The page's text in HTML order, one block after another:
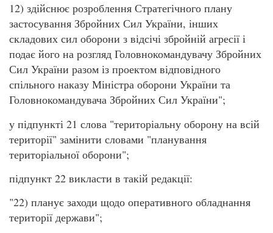
12) здійснює розроблення Стратегічного плану
застосування Збройних Сил України, інших
складових сил оборони з відсічі збройній агресії і
подає його на розгляд Головнокомандувачу Збройних
Сил України разом із проектом відповідного
спільного наказу Міністра оборони України та
Головнокомандувача Збройних Сил України";
у підпункті 21 слова "територіальну оборону на всій
території" замінити словами "планування
територіальної оборони";
підпункт 22 викласти в такій редакції:
"22) планує заходи щодо оперативного обладнання
території держави";